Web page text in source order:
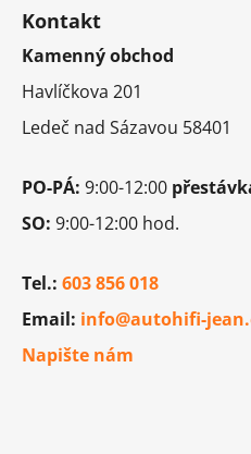
Kontakt
Kamenný obchod
Havlíčkova 201
Ledeč nad Sázavou 58401
PO-PÁ: 9:00-12:00
SO: 9:00-12:00 hod.
Tel.: 603 856 018
Email: info@autohifi-
Napište nám